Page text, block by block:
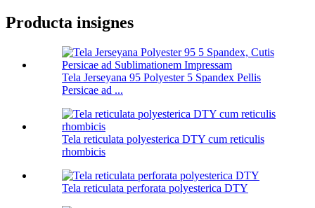
Producta insignes
Tela Jerseyana 95 Polyester 5 Spandex Pellis
Persicae ad ...
Tela reticulata polyesterica DTY cum reticulis
rhombicis
Tela reticulata perforata polyesterica DTY